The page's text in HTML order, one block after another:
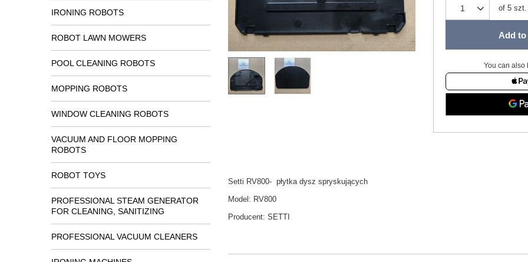
IRONING ROBOTS
ROBOT LAWN MOWERS
POOL CLEANING ROBOTS
MOPPING ROBOTS
WINDOW CLEANING ROBOTS
VACUUM AND FLOOR MOPPING
ROBOTS
ROBOT TOYS
PROFESSIONAL STEAM GENERATOR
FOR CLEANING, SANITIZING
PROFESSIONAL VACUUM CLEANERS
of 5 szt.
Add
You can also
Setti RV800- płytka dysz spryskujących
Model: RV800
Producent: SETTI